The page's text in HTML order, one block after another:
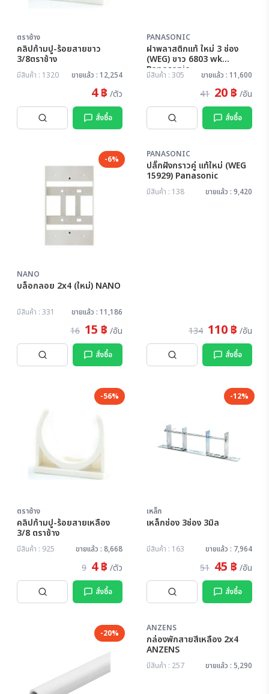
ตราช้าง
คลิปก้ามปู-ร้อยสายขาว
3/8ตราช้าง
มีสินค้า : 1320 ขายแล้ว : 12,254
4 ฿ /ตัว
สั่งซื้อ
PANASONIC
ฝาพลาสติกแท้ ใหม่ 3 ช่อง
(WEG) ขาว 6803 wk
Panasonic
มีสินค้า : 305 ขายแล้ว : 11,600
41 20 ฿ /อัน
สั่งซื้อ
-6%
NANO
บล็อกลอย 2x4 (ใหม่) NANO
มีสินค้า : 331 ขายแล้ว : 11,186
16 15 ฿ /อัน
สั่งซื้อ
PANASONIC
ปลั๊กฝังกราวคู่ แท้ใหม่ (WEG
15929) Panasonic
มีสินค้า : 138 ขายแล้ว : 9,420
134 110 ฿ /อัน
สั่งซื้อ
-56%
ตราช้าง
คลิปก้ามปู-ร้อยสายเหลือง
3/8 ตราช้าง
มีสินค้า : 925 ขายแล้ว : 8,668
9 4 ฿ /ตัว
สั่งซื้อ
-12%
เหล็ก
เหล็กช่อง 3ช่อง 3มิล
มีสินค้า : 163 ขายแล้ว : 7,964
51 45 ฿ /อัน
สั่งซื้อ
-20% ANZENS
กล่องพักสายสีเหลือง 2x4
ANZENS
มีสินค้า : 257 ขายแล้ว : 5,290